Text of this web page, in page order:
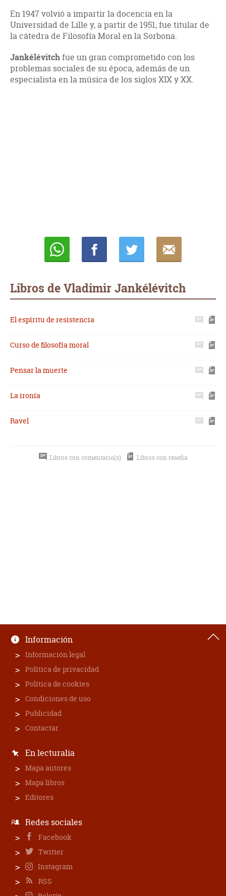
En 1947 volvió a impartir la docencia en la
Universidad de Lille y, a partir de 1951, fue titular de
la cátedra de Filosofía Moral en la Sorbona.
Jankélévitchfue un gran comprometido con los
problemas sociales de su época, además de un
especialista en la música de los siglos XIX y XX.
Libros de Vladimir Jankélévitch
El espíritu de resistencia
Curso de filosofía moral
Pensar la muerte
La ironía
Ravel
Libros con comentario(s) Libros con reseña
Información
Información legal
Política de privacidad
Política de cookies
Condiciones de uso
Publicidad
Contactar
En lecturalia
Mapa autores
Mapa libros
Editores
Redes sociales
Facebook
Twitter
Instagram
RSS